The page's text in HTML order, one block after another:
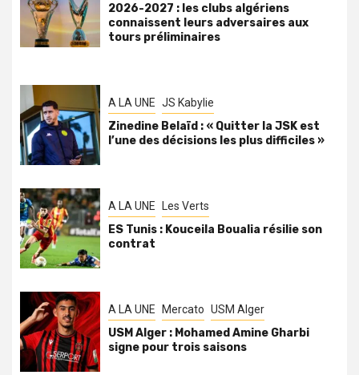
2026-2027 : les clubs algériens
connaissent leurs adversaires aux
tours préliminaires
A LA UNE JS Kabylie
Zinedine Belaïd : « Quitter la JSK est
l’une des décisions les plus difficiles »
A LA UNE Les Verts
ES Tunis : Kouceila Boualia résilie son
contrat
A LA UNE Mercato USM Alger
USM Alger : Mohamed Amine Gharbi
signe pour trois saisons